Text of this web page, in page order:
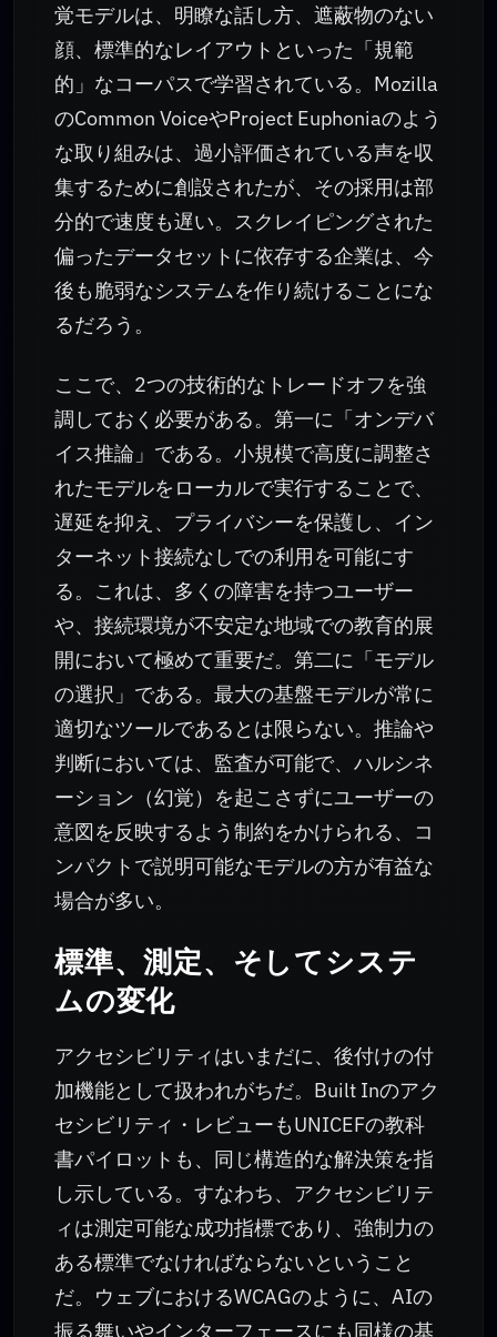
覚モデルは、明瞭な話し方、遮蔽物のない
顔、標準的なレイアウトといった「規範
的」なコーパスで学習されている。Mozilla
のCommon VoiceやProject Euphoniaのよう
な取り組みは、過小評価されている声を収
集するために創設されたが、その採用は部
分的で速度も遅い。スクレイピングされた
偏ったデータセットに依存する企業は、今
後も脆弱なシステムを作り続けることにな
るだろう。
ここで、2つの技術的なトレードオフを強
調しておく必要がある。第一に「オンデバ
イス推論」である。小規模で高度に調整さ
れたモデルをローカルで実行することで、
遅延を抑え、プライバシーを保護し、イン
ターネット接続なしでの利用を可能にす
る。これは、多くの障害を持つユーザー
や、接続環境が不安定な地域での教育的展
開において極めて重要だ。第二に「モデル
の選択」である。最大の基盤モデルが常に
適切なツールであるとは限らない。推論や
判断においては、監査が可能で、ハルシネ
ーション（幻覚）を起こさずにユーザーの
意図を反映するよう制約をかけられる、コ
ンパクトで説明可能なモデルの方が有益な
場合が多い。
標準、測定、そしてシステ
ムの変化
アクセシビリティはいまだに、後付けの付
加機能として扱われがちだ。Built Inのアク
セシビリティ・レビューもUNICEFの教科
書パイロットも、同じ構造的な解決策を指
し示している。すなわち、アクセシビリテ
ィは測定可能な成功指標であり、強制力の
ある標準でなければならないということ
だ。ウェブにおけるWCAGのように、AIの
振る舞いやインターフェースにも同様の基